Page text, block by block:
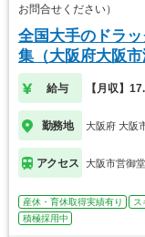
お問合せください）
全国大手のドラ
集（大阪府大阪市
給与 【月収】
勤務地 大阪府 大阪
アクセス 大阪市営御
産休・育休取得実績有り ス
積極採用中